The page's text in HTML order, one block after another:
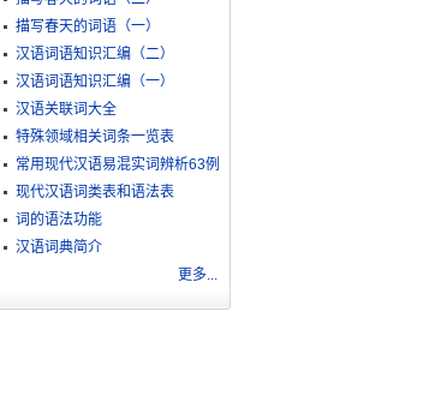
描写春天的词语（一）
汉语词语知识汇编（二）
汉语词语知识汇编（一）
汉语关联词大全
特殊领域相关词条一览表
常用现代汉语易混实词辨析63例
现代汉语词类表和语法表
词的语法功能
汉语词典简介
更多...